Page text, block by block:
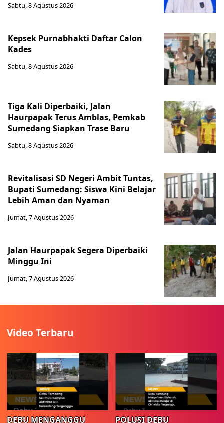
Sabtu, 8 Agustus 2026
Kepsek Purnabhakti Daftar Calon
Kades
Sabtu, 8 Agustus 2026
Tiga Kali Diperbaiki, Jalan
Haurpapak Terus Amblas, Pemkab
Sumedang Siapkan Trase Baru
Sabtu, 8 Agustus 2026
Revitalisasi SD Negeri Ambit Tuntas,
Bupati Sumedang: Siswa Kini Belajar
Lebih Aman dan Nyaman
Jumat, 7 Agustus 2026
Jalan Haurpapak Segera Diperbaiki
Minggu Ini
Jumat, 7 Agustus 2026
Video Terbaru
DEBU MENGANGGU
POLUSI DEBU